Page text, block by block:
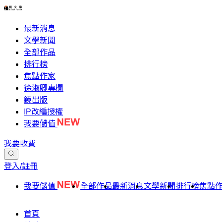
最新消息
文學新聞
全部作品
排行榜
焦點作家
徐淑卿專欄
鏡出版
IP改編授權
我要儲值
我要收費
登入/註冊
我要儲值 全部作品最新消息文學新聞排行榜焦點
首頁